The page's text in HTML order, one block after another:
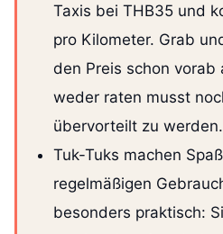
Taxis bei THB35 und
pro Kilometer. Grab
den Preis schon vorab
weder raten musst
übervorteilt zu werden.
Tuk-Tuks machen
regelmäßigen
besonders praktisch: